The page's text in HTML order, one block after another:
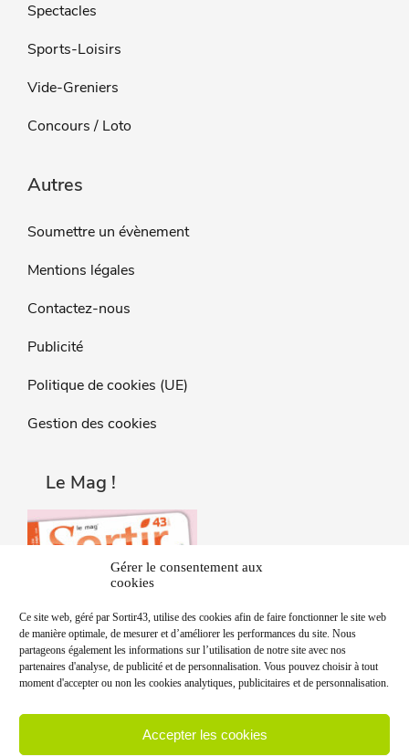
Gérer le consentement aux
cookies
Ce site web, géré par Sortir43, utilise des cookies afin de faire fonctionner le site web
de manière optimale, de mesurer et d’améliorer les performances du site. Nous
partageons également les informations sur l’utilisation de notre site avec nos
partenaires d'analyse, de publicité et de personnalisation. Vous pouvez choisir à tout
moment d'accepter ou non les cookies analytiques, publicitaires et de personnalisation.
Accepter les cookies
Spectacles
Sports-Loisirs
Vide-Greniers
Concours / Loto
Autres
Soumettre un évènement
Mentions légales
Contactez-nous
Publicité
Politique de cookies (UE)
Gestion des cookies
Le Mag !